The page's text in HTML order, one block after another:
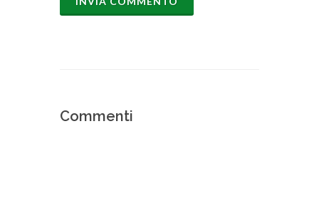
Commenti